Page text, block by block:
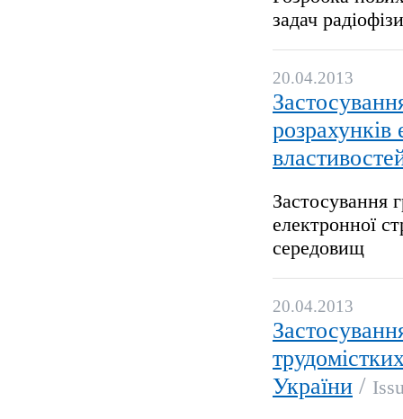
задач
20.04.2013
розрахунків
Застосування
електронної
середовищ
20.04.2013
України /